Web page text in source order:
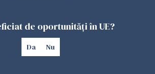
de oportunități în UE?
Da Nu